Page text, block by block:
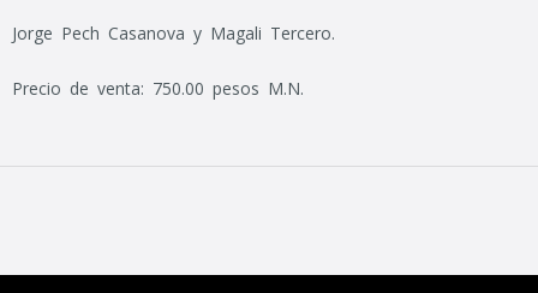
Jorge Pech Casanova y Magali Tercero.
Precio de venta: 750.00 pesos M.N.